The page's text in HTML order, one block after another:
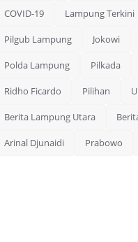
COVID-19 Lampung Terkini
Pilgub Lampung Jokowi
Polda Lampung Pilkada
Ridho Ficardo Pilihan
Berita Lampung Utara
Arinal Djunaidi Prabowo